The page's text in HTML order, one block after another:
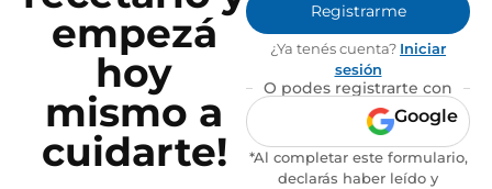
empezá
hoy
mismo a
cuidarte!
Registrarme
¿Ya tenés cuenta? Iniciar
sesión
O podes registrarte con
Google
*Al completar este formulario,
declarás haber leído y